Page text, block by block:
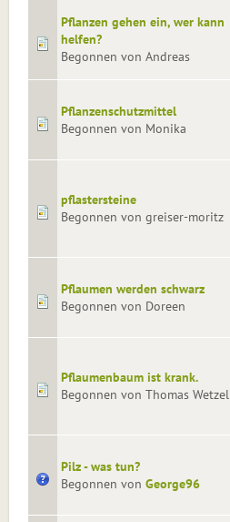
Pflanzen gehen ein, wer kann
helfen?
Begonnen von Andreas
Pflanzenschutzmittel
Begonnen von Monika
pflastersteine
Begonnen von greiser-moritz
Pflaumen werden schwarz
Begonnen von Doreen
Pflaumenbaum ist krank.
Begonnen von Thomas Wetzel
Pilz - was tun?
Begonnen von George96